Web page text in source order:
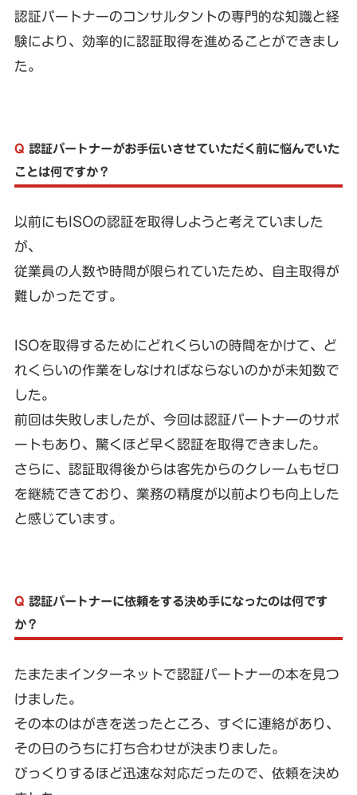
認証パートナーのコンサルタントの専門的な知識と経
験により、効率的に認証取得を進めることができまし
た。
Q 認証パートナーがお手伝いさせていただく前に悩んでいた
ことは何ですか？
以前にもISOの認証を取得しようと考えていました
が、
従業員の人数や時間が限られていたため、自主取得が
難しかったです。
ISOを取得するためにどれくらいの時間をかけて、ど
れくらいの作業をしなければならないのかが未知数で
した。
前回は失敗しましたが、今回は認証パートナーのサポ
ートもあり、驚くほど早く認証を取得できました。
さらに、認証取得後からは客先からのクレームもゼロ
を継続できており、業務の精度が以前よりも向上した
と感じています。
Q 認証パートナーに依頼をする決め手になったのは何です
か？
たまたまインターネットで認証パートナーの本を見つ
けました。
その本のはがきを送ったところ、すぐに連絡があり、
その日のうちに打ち合わせが決まりました。
びっくりするほど迅速な対応だったので、依頼を決め